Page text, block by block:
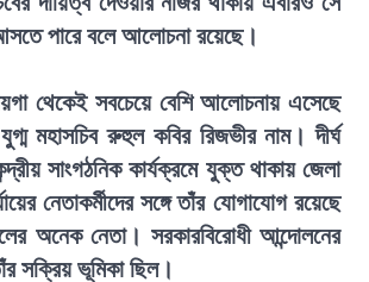
পারে বলে আলোচনা রয়েছে।
থেকেই সবচেয়ে বেশি আলোচনায় এসেছে
মহাসচিব রুহুল কবির রিজভীর নাম। দীর্ঘ
সাংগঠনিক কার্যক্রমে যুক্ত থাকায় জেলা
নেতাকর্মীদের সঙ্গে তাঁর যোগাযোগ রয়েছে
অনেক নেতা। সরকারবিরোধী আন্দোলনের
সক্রিয় ভূমিকা ছিল।